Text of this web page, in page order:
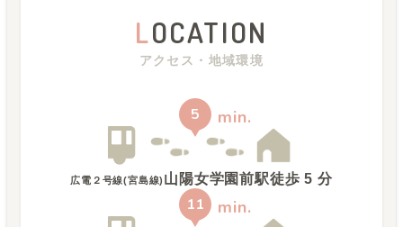
LOCATION
アクセス・地域環境
5 min.
広電２号線(宮島線) 山陽女学園前駅徒歩 5 分
11 min.